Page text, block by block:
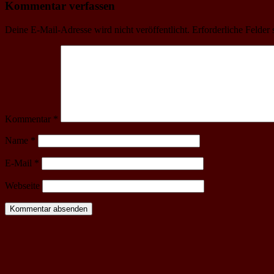
Kommentar verfassen
Deine E-Mail-Adresse wird nicht veröffentlicht. Erforderliche Felder
Kommentar *
Name *
E-Mail *
Webseite